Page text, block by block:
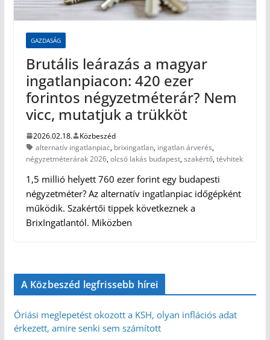
GAZDASÁG
Brutális leárazás a magyar
ingatlanpiacon: 420 ezer
forintos négyzetméterár? Nem
vicc, mutatjuk a trükköt
2026.02.18.
Közbeszéd
alternatív ingatlanpiac, brixingatlan, ingatlan árverés,
négyzetméterárak 2026,olcsó lakás budapest,szakértő,tévhitek
1,5 millió helyett 760 ezer forint egy budapesti
négyzetméter? Az alternatív ingatlanpiac időgépként
működik. Szakértői tippek következnek a
BrixIngatlantól. Miközben
A Közbeszéd legfrissebb hírei
Óriási meglepetést okozott a KSH, olyan inflációs adat
érkezett, amire senki sem számított